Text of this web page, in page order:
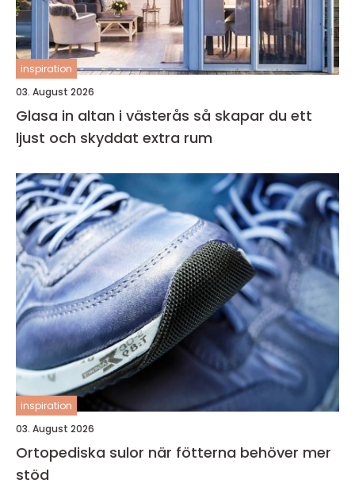
inspiration
03. August 2026
Glasa in altan i västerås så skapar du ett
ljust och skyddat extra rum
inspiration
03. August 2026
Ortopediska sulor när fötterna behöver mer
stöd